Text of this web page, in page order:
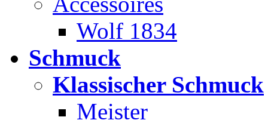
Wolf 1834
Schmuck
Klassischer Schmuck
Meister